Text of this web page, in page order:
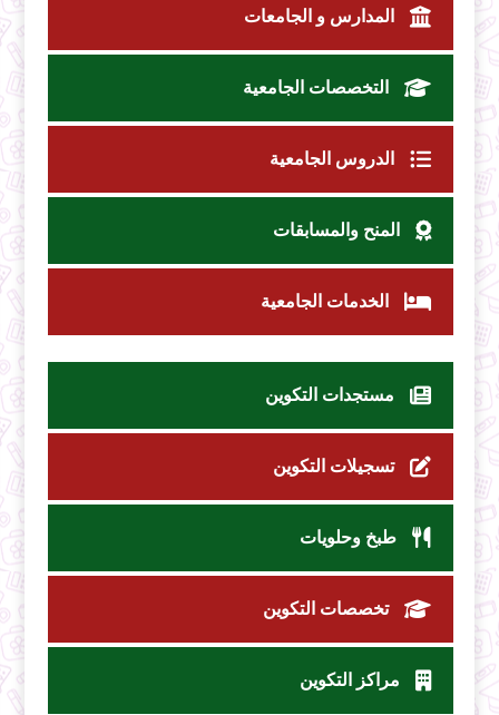
المدارس و الجامعات
التخصصات الجامعية
الدروس الجامعية
المنح والمسابقات
الخدمات الجامعية
مستجدات التكوين
تسجيلات التكوين
طبخ وحلويات
تخصصات التكوين
مراكز التكوين